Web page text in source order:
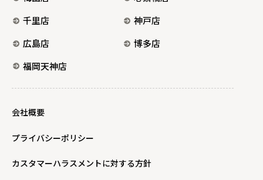
千里店
神戸店
広島店
博多店
福岡天神店
会社概要
プライバシーポリシー
カスタマーハラスメントに対する方針